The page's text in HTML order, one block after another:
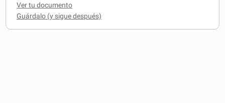
Ver tu documento